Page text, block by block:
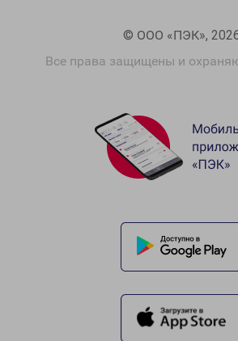
© ООО «ПЭК»,
Все права защищены и